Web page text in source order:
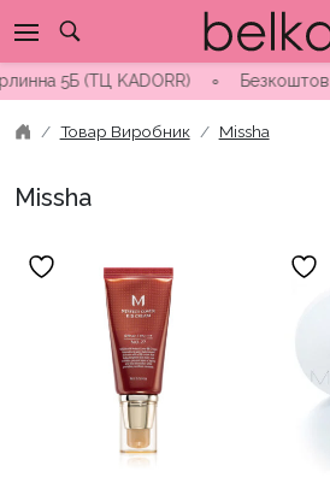
to
content
(ТЦ KADORR) ∘ Безкоштовна
Товар Виробник Missha
Missha